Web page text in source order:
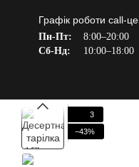
Графік роботи call-
Пн-Пт:
8:00–20:00
Сб-Нд:
10:00–18:00
3
−43%